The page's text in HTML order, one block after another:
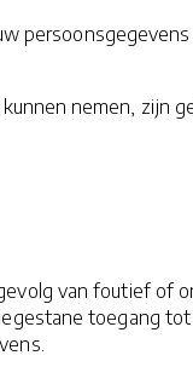
nemen, zijn
van foutief of
toegang